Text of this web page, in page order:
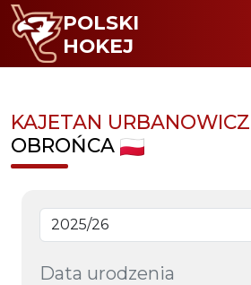
POLSKI
HOKEJ
KAJETAN URBANOWICZ
OBROŃCA
Data urodzenia